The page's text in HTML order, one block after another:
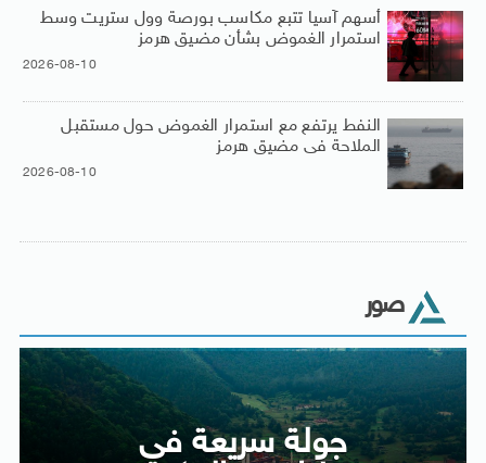
أسهم آسيا تتبع مكاسب بورصة وول ستريت وسط
استمرار الغموض بشأن مضيق هرمز
2026-08-10
النفط يرتفع مع استمرار الغموض حول مستقبل
الملاحة فى مضيق هرمز
2026-08-10
صور
جولة سريعة فى